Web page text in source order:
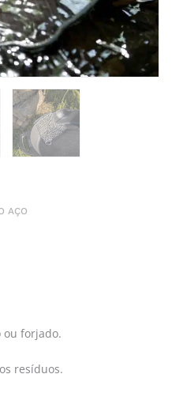
AÇO
ou forjado.
resíduos.